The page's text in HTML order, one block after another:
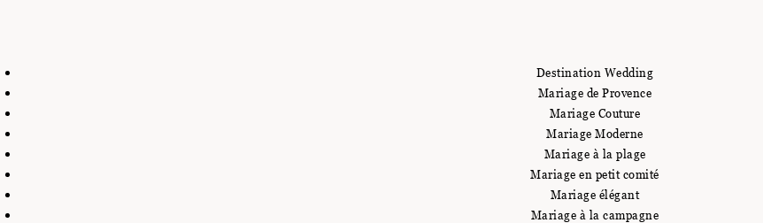
Destination Wedding
Mariage de Provence
Mariage Couture
Mariage Moderne
Mariage à la plage
Mariage en petit comité
Mariage élégant
Mariage à la campagne